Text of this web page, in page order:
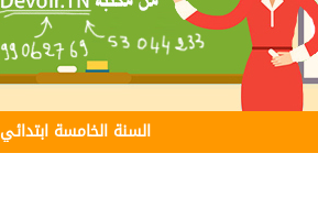
السنة الخامسة ابتدائي